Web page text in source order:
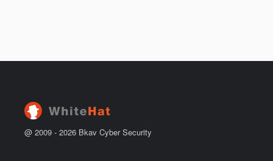
@ 2009 - 2026 Bkav Cyber Security